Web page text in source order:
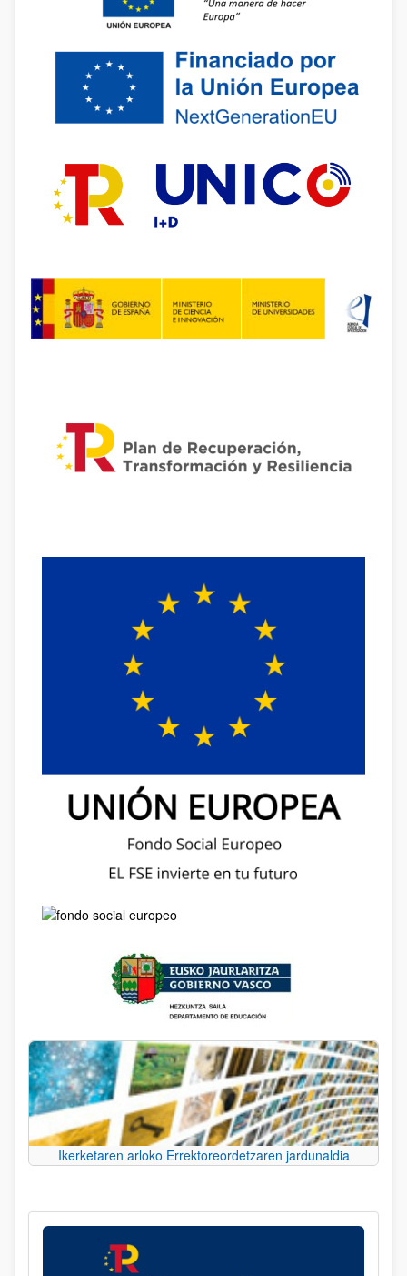
Ikerketaren arloko Errektoreordetzaren jardunaldia